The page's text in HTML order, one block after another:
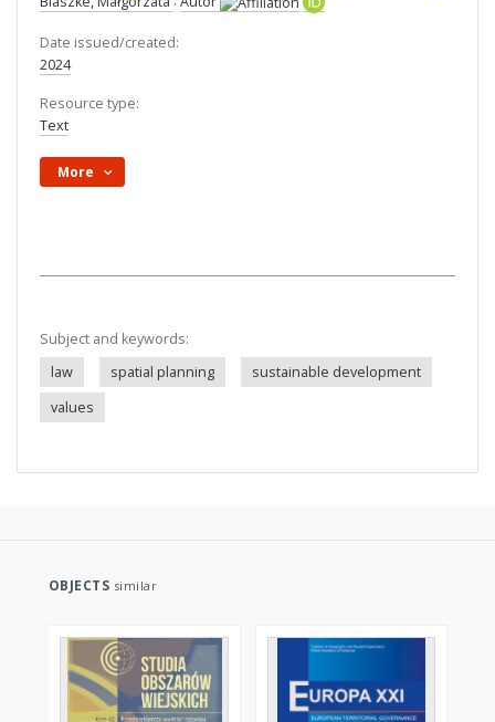
Date issued/created:
2024
Resource type:
Text
More
Subject and keywords:
law
spatial planning
sustainable development
values
OBJECTS similar